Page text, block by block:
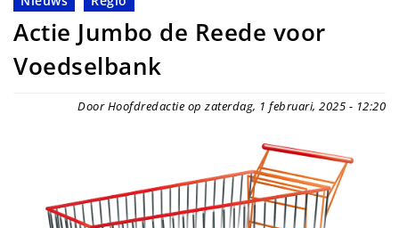
Actie Jumbo de Reede voor
Voedselbank
Door Hoofdredactie op zaterdag, 1 februari, 2025 - 12:20